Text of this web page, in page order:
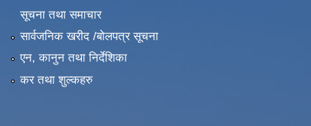
सूचना तथा समाचार
सार्वजनिक खरीद /बोलपत्र सूचना
एन, कानुन तथा निर्देशिका
कर तथा शुल्कहरु